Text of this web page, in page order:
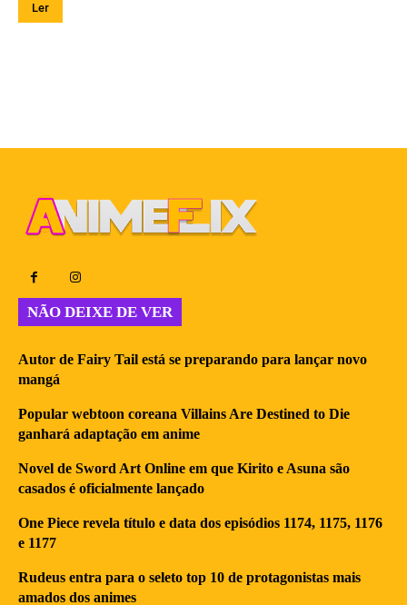
Ler
NÃO DEIXE DE VER
Autor de Fairy Tail está se preparando para lançar novo
mangá
Popular webtoon coreana Villains Are Destined to Die
ganhará adaptação em anime
Novel de Sword Art Online em que Kirito e Asuna são
casados é oficialmente lançado
One Piece revela título e data dos episódios 1174, 1175, 1176
e 1177
Rudeus entra para o seleto top 10 de protagonistas mais
amados dos animes